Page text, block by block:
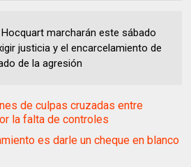
marcharán este sábado
justicia y el encarcelamiento de
de la agresión
de culpas cruzadas entre
la falta de controles
es darle un cheque en blanco